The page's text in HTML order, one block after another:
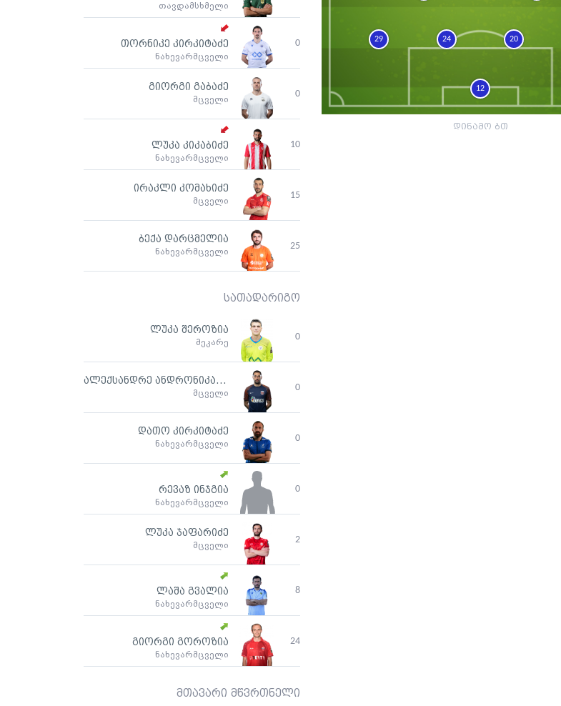
თავდამსხმელი
0
თორნიკე კირკიტაძე
ნახევარმცველი
0
გიორგი გაბაძე
მცველი
10
ლუკა კიკაბიძე
ნახევარმცველი
15
ირაკლი კომახიძე
მცველი
25
ბექა დარცმელია
ნახევარმცველი
სათადარიგო
0
ლუკა შეროზია
მეკარე
0
ალექსანდრე ანდრონიკაშვილი
მცველი
0
დათო კირკიტაძე
ნახევარმცველი
0
რევაზ ინჯგია
ნახევარმცველი
2
ლუკა ჯაფარიძე
მცველი
8
ლაშა გვალია
ნახევარმცველი
24
გიორგი გოროზია
ნახევარმცველი
მთავარი მწვრთნელი
12
20
24
29
დინამო ბთ